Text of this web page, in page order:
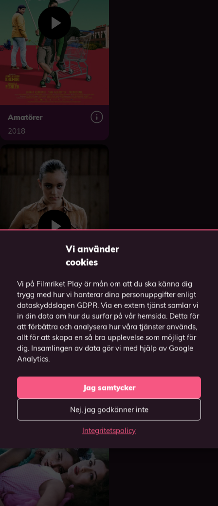
Vi använder
cookies
Vi på Filmriket Play är mån om att du ska känna dig
trygg med hur vi hanterar dina personuppgifter enligt
dataskyddslagen GDPR. Via en extern tjänst samlar vi
in din data om hur du surfar på vår hemsida. Detta för
att förbättra och analysera hur våra tjänster används,
allt för att skapa en så bra upplevelse som möjligt för
dig. Insamlingen av data gör vi med hjälp av Google
Analytics.
Jag samtycker
Nej, jag godkänner inte
Integritetspolicy
Amatörer
2018
Apflickorna
2011